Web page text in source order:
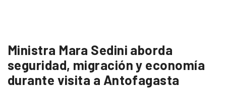
Ministra Mara Sedini aborda
seguridad, migración y economía
durante visita a Antofagasta